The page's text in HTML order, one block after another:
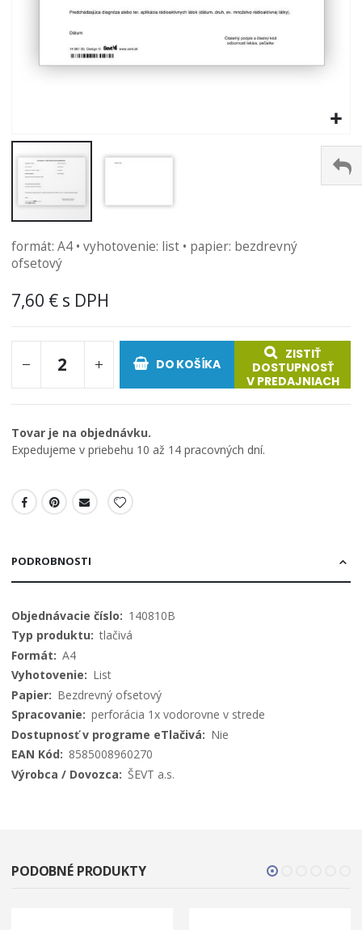
na
začiatok
obrázkov
formát: A4 • vyhotovenie: list • papier: bezdrevný
ofsetový
7,60 €
DO KOŠÍKA
ZISTIŤ
DOSTUPNOSŤ
V PREDAJNIACH
Tovar je na objednávku.
Expedujeme v priebehu 10 až 14 pracovných dní.
PODROBNOSTI
Viac
informácií
140810B
tlačivá
A4
List
Bezdrevný ofsetový
perforácia 1x vodorovne v strede
Nie
8585008960270
ŠEVT a.s.
PODOBNÉ PRODUKTY